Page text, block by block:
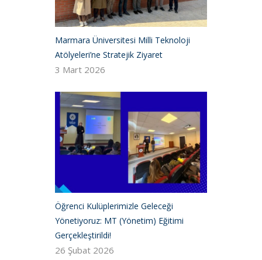
Marmara Üniversitesi Milli Teknoloji
Atölyeleri’ne Stratejik Ziyaret
3 Mart 2026
Öğrenci Kulüplerimizle Geleceği
Yönetiyoruz: MT (Yönetim) Eğitimi
Gerçekleştirildi!
26 Şubat 2026